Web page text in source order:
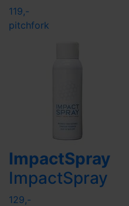
119,-
pitchfork
ImpactSpray
ImpactSpray
129,-